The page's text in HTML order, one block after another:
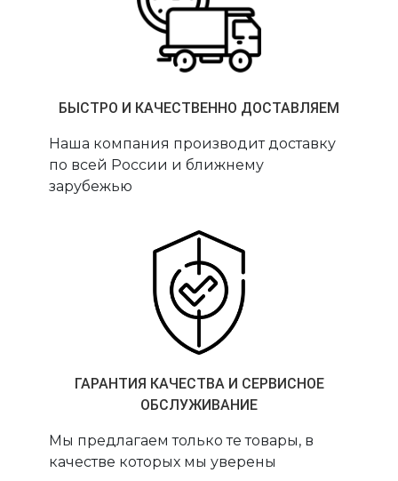
БЫСТРО И КАЧЕСТВЕННО ДОСТАВЛЯЕМ
Наша компания производит доставку
по всей России и ближнему
зарубежью
ГАРАНТИЯ КАЧЕСТВА И СЕРВИСНОЕ
ОБСЛУЖИВАНИЕ
Мы предлагаем только те товары, в
качестве которых мы уверены